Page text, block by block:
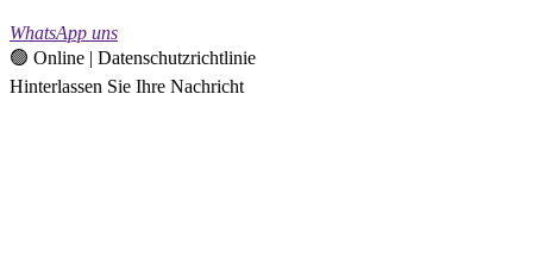
WhatsApp uns
🟢 Online | Datenschutzrichtlinie
Hinterlassen Sie Ihre Nachricht